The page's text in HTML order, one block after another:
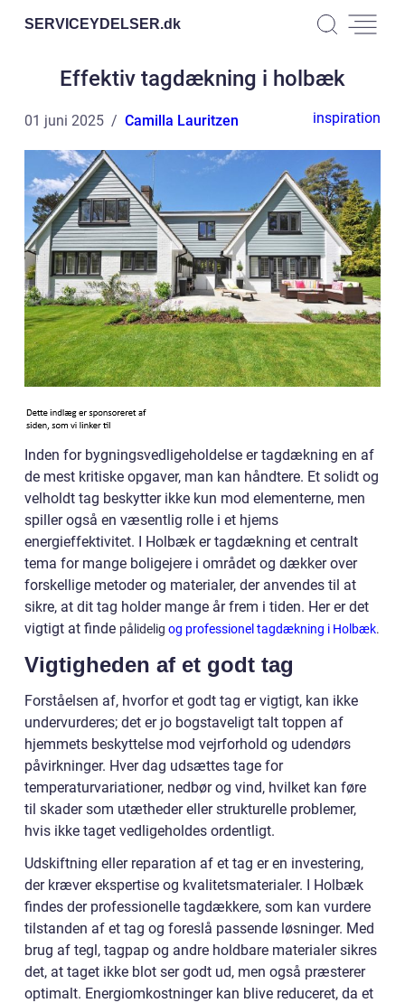
SERVICEYDELSER.dk
Effektiv tagdækning i holbæk
01 juni 2025 Camilla Lauritzen inspiration
Inden for bygningsvedligeholdelse er tagdækning en af
de mest kritiske opgaver, man kan håndtere. Et solidt og
velholdt tag beskytter ikke kun mod elementerne, men
spiller også en væsentlig rolle i et hjems
energieffektivitet. I Holbæk er tagdækning et centralt
tema for mange boligejere i området og dækker over
forskellige metoder og materialer, der anvendes til at
sikre, at dit tag holder mange år frem i tiden. Her er det
vigtigt at finde pålidelig og professionel tagdækning i Holbæk.
Vigtigheden af et godt tag
Forståelsen af, hvorfor et godt tag er vigtigt, kan ikke
undervurderes; det er jo bogstaveligt talt toppen af
hjemmets beskyttelse mod vejrforhold og udendørs
påvirkninger. Hver dag udsættes tage for
temperaturvariationer, nedbør og vind, hvilket kan føre
til skader som utætheder eller strukturelle problemer,
hvis ikke taget vedligeholdes ordentligt.
Udskiftning eller reparation af et tag er en investering,
der kræver ekspertise og kvalitetsmaterialer. I Holbæk
findes der professionelle tagdækkere, som kan vurdere
tilstanden af et tag og foreslå passende løsninger. Med
brug af tegl, tagpap og andre holdbare materialer sikres
det, at taget ikke blot ser godt ud, men også præsterer
optimalt. Energiomkostninger kan blive reduceret, da et